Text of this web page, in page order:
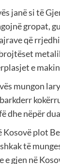
janë si të
gropat,
që
e
mungon
dhe nëpër
Kosovë plot
të
e gjen në